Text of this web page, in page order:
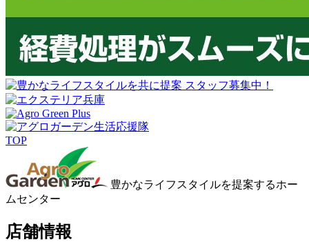
TOP
豊かなライフスタイルを提案するホー
ムセンター
店舗情報